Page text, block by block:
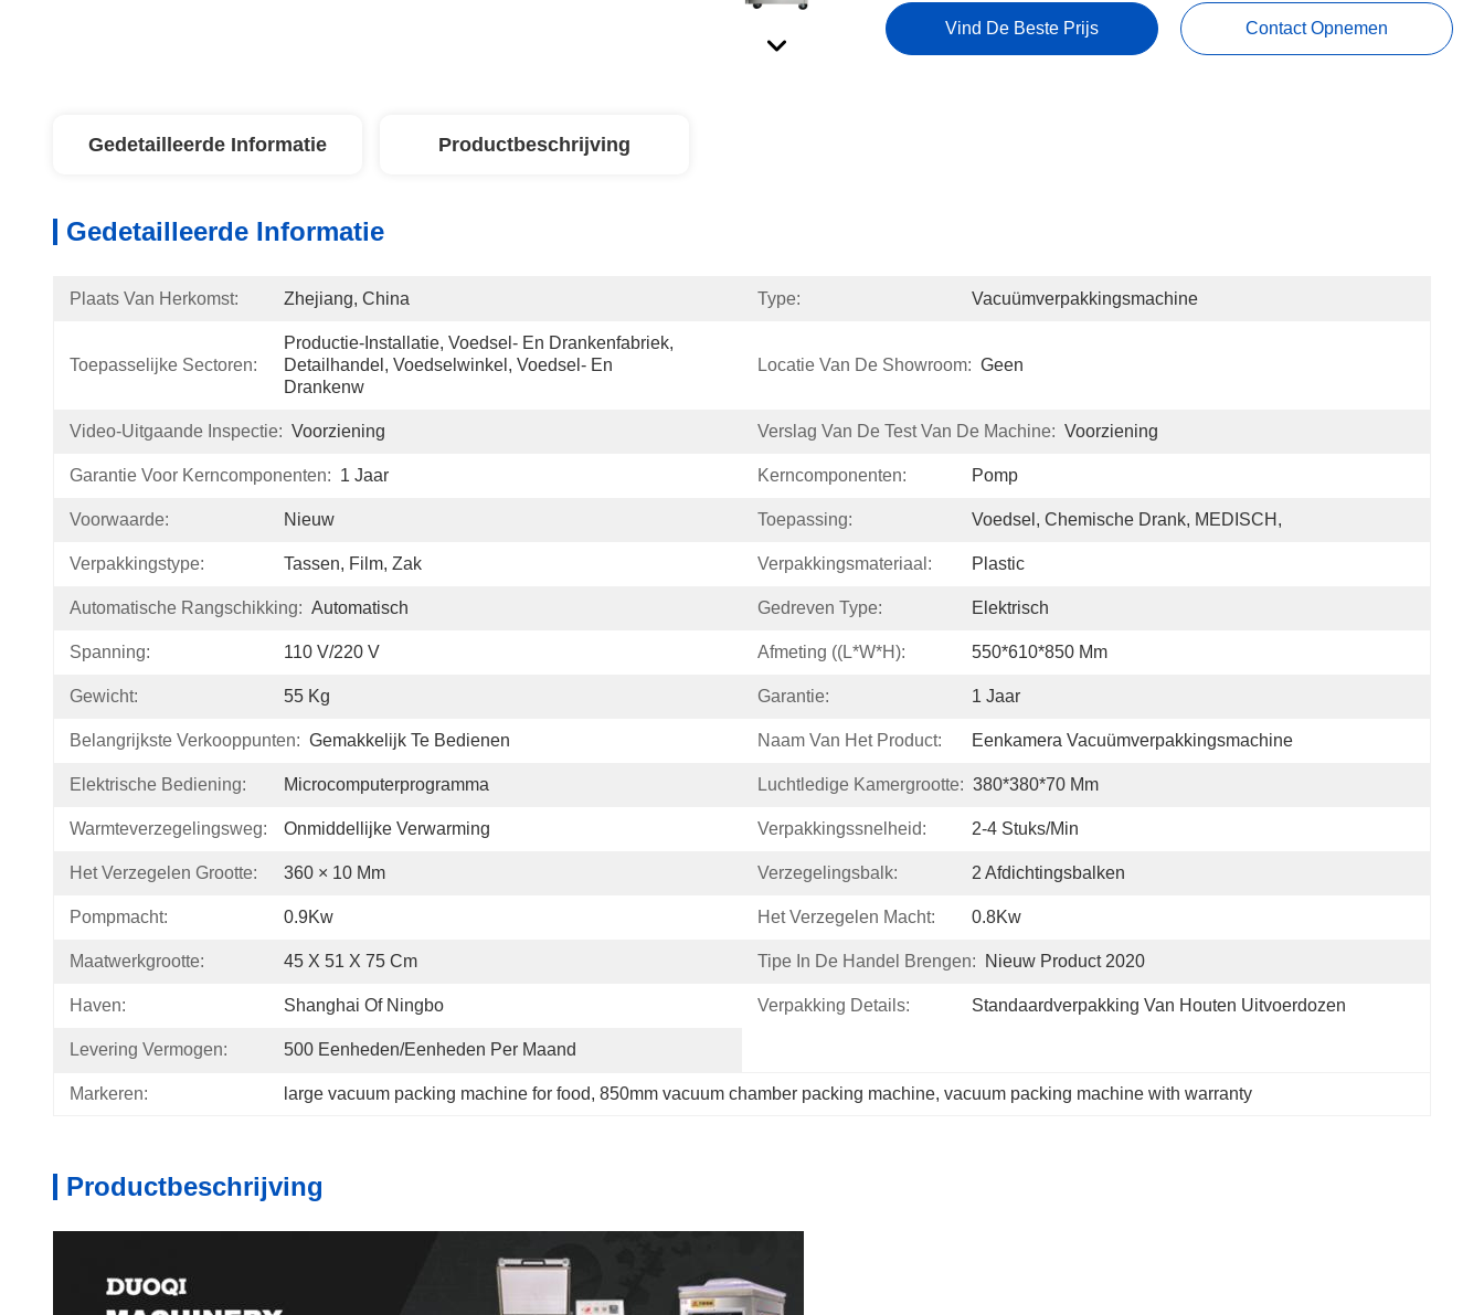
Vind De Beste Prijs Contact Opnemen
Gedetailleerde Informatie Productbeschrijving
Gedetailleerde Informatie
Plaats Van Herkomst: Zhejiang, China Type: Vacuümverpakkingsmachine
Toepasselijke Sectoren:
Productie-Installatie, Voedsel- En Drankenfabriek,
Detailhandel, Voedselwinkel, Voedsel- En
Drankenw
Locatie Van De Showroom: Geen
Video-Uitgaande Inspectie: Voorziening Verslag Van De Test Van De Machine: Voorziening
Garantie Voor Kerncomponenten: 1 Jaar Kerncomponenten: Pomp
Voorwaarde: Nieuw Toepassing: Voedsel, Chemische Drank, MEDISCH,
Verpakkingstype: Tassen, Film, Zak Verpakkingsmateriaal: Plastic
Automatische Rangschikking: Automatisch Gedreven Type: Elektrisch
Spanning: 110 V/220 V Afmeting ((L*W*H): 550*610*850 Mm
Gewicht: 55 Kg Garantie: 1 Jaar
Belangrijkste Verkooppunten: Gemakkelijk Te Bedienen Naam Van Het Product: Eenkamera Vacuümverpakkingsmachine
Elektrische Bediening: Microcomputerprogramma Luchtledige Kamergrootte: 380*380*70 Mm
Warmteverzegelingsweg: Onmiddellijke Verwarming Verpakkingssnelheid: 2-4 Stuks/min
Het Verzegelen Grootte: 360 × 10 Mm Verzegelingsbalk: 2 Afdichtingsbalken
Pompmacht: 0.9Kw Het Verzegelen Macht: 0.8Kw
Maatwerkgrootte: 45 X 51 X 75 Cm Tipe In De Handel Brengen: Nieuw Product 2020
Haven: Shanghai Of Ningbo Verpakking Details: Standaardverpakking Van Houten Uitvoerdozen
Levering Vermogen: 500 Eenheden/eenheden Per Maand
Markeren: large vacuum packing machine for food, 850mm vacuum chamber packing machine, vacuum packing machine with warranty
Productbeschrijving